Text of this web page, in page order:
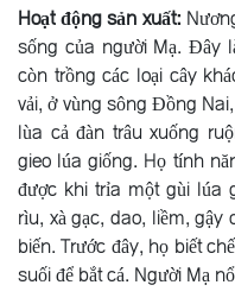
Hoạt động sản xuất:
sống của người Mạ. Ðây
còn trồng các loại cây
vải, ở vùng sông Ðồng
lùa cả đàn trâu xuống
gieo lúa giống. Họ tính
được khi trỉa một gùi lúa
rìu, xà gạc, dao, liềm,
biến. Trước đây, họ biết
suối để bắt cá. Người Mạ